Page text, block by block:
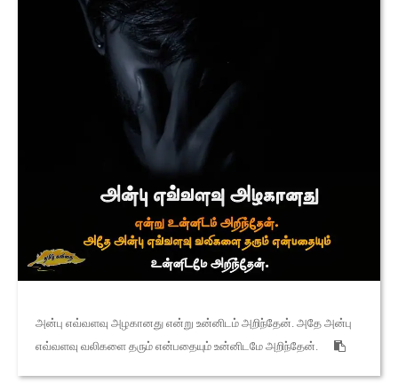
அன்பு எவ்வளவு அழகானது என்று உன்னிடம் அறிந்தேன். அதே அன்பு
எவ்வளவு வலிகளை தரும் என்பதையும் உன்னிடமே அறிந்தேன்.